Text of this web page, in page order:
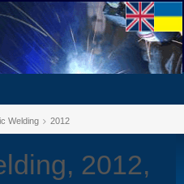
Welding 2012
2012,